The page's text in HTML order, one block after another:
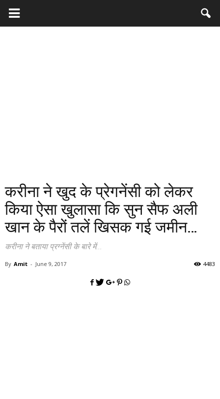
करीना ने खुद के प्रेगनेंसी को लेकर
किया ऐसा खुलासा कि सुन सैफ अली
खान के पैरों तलें खिसक गई जमीन…
करीना ने बताया प्रग्नेंसी के बारे में...
By Amit - June 9, 2017 4483